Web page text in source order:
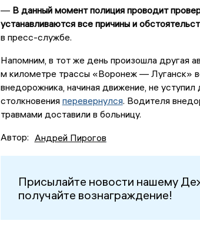
— В данный момент полиция проводит
устанавливаются все причины и
в пресс-службе.
Напомним, в тот же день произошла другая
м километре трассы «Воронеж — Луганск»
внедорожника, начиная движение, не
столкновения перевернулся. Водителя
травмами доставили в больницу.
Автор: Андрей Пирогов
Присылайте новости нашему
получайте вознаграждение!